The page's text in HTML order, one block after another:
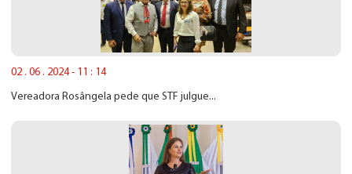
02 . 06 . 2024 - 11 : 14
Vereadora Rosângela pede que STF julgue...